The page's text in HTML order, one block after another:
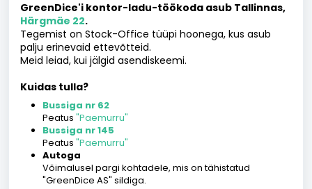
GreenDice'i kontor-ladu-töökoda asub Tallinnas,
Härgmäe 22.
Tegemist on Stock-Office tüüpi hoonega, kus asub
palju erinevaid ettevõtteid.
Meid leiad, kui jälgid asendiskeemi.
Kuidas tulla?
Bussiga nr 62
Peatus "Paemurru"
Bussiga nr 145
Peatus "Paemurru"
Autoga
Võimalusel pargi kohtadele, mis on tähistatud
"GreenDice AS" sildiga.